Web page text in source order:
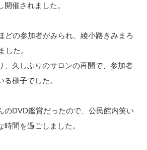
催されました。
の参加者がみられ、綾小路きみまろ
した。
久しぶりのサロンの再開で、参加者
様子でした。
DVD鑑賞だったので、公民館内笑い
間を過ごしました。